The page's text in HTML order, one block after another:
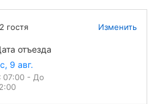
2 гостя Изменить
отъезда
07:00 - До